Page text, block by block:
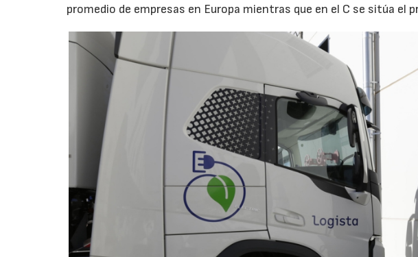
promedio de empresas en Europa mientras que en el C se sitúa el